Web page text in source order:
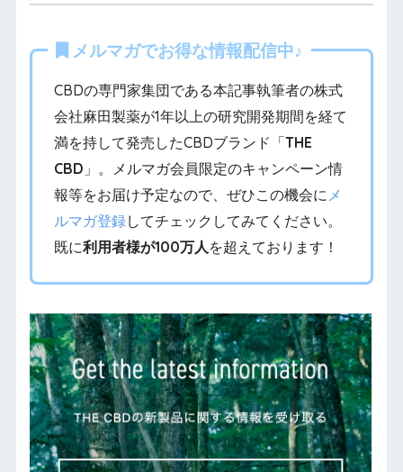
メルマガでお得な情報配信中♪
CBDの専門家集団である本記事執筆者の株式
会社麻田製薬が1年以上の研究開発期間を経て
満を持して発売したCBDブランド「THE
CBD 」。メルマガ会員限定のキャンペーン情
報等をお届け予定なので、ぜひこの機会にメ
ルマガ登録してチェックしてみてください。
既に利用者様が100万人を超えております！